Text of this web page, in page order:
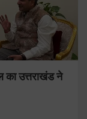
उत्तराखंड ने